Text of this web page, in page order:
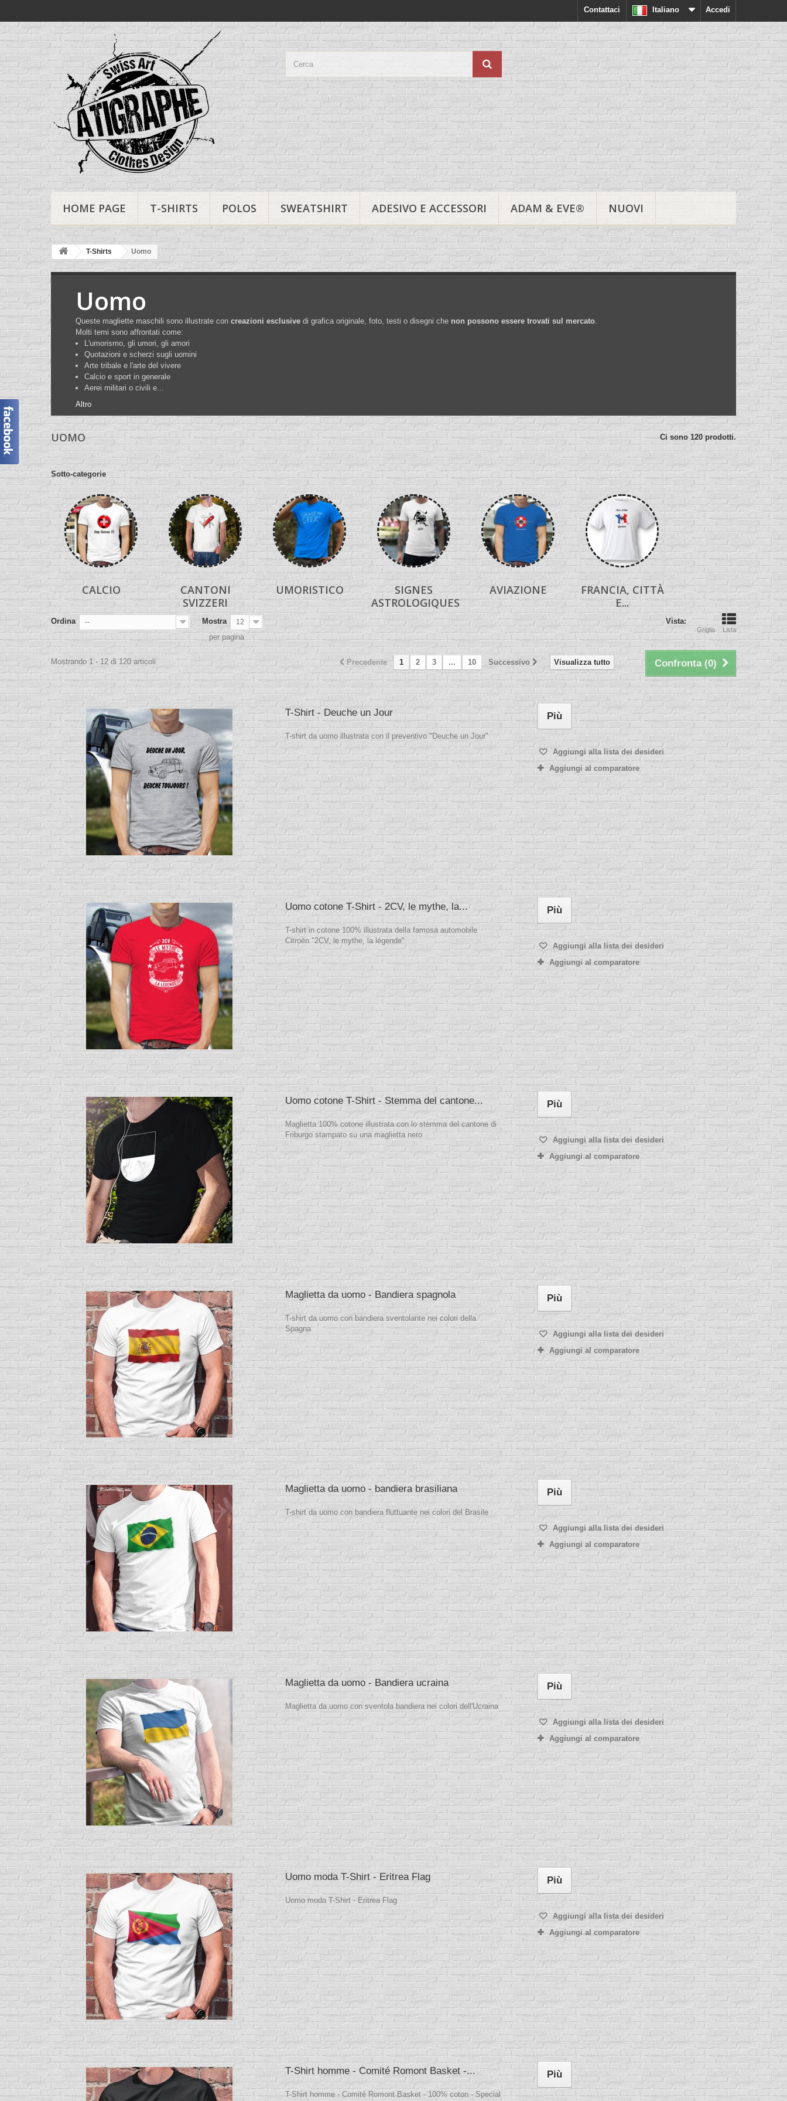
Accedi
Italiano
Contattaci
HOME PAGE T-SHIRTS POLOS SWEATSHIRT ADESIVO E ACCESSORI ADAM & EVE® NUOVI
T-Shirts Uomo
Uomo
Queste magliette maschili sono illustrate con creazioni esclusive di grafica originale, foto, testi o disegni che non possono essere trovati sul mercato.
Molti temi sono affrontati come:
L'umorismo, gli umori, gli amori
Quotazioni e scherzi sugli uomini
Arte tribale e l'arte del vivere
Calcio e sport in generale
Aerei militari o civili e...
Altro
UOMO Ci sono 120 prodotti.
Sotto-categorie
CALCIO
CANTONI
SVIZZERI
UMORISTICO
SIGNES
ASTROLOGIQUES
AVIAZIONE
FRANCIA, CITTÀ
E...
Vista:
Griglia Lista
Ordina -- Mostra 12
per pagina
Confronta (0)
Visualizza tutto
Precedente 1 2 3 ... 10 Successivo
Mostrando 1 - 12 di 120 articoli
T-Shirt - Deuche un Jour
T-shirt da uomo illustrata con il preventivo "Deuche un Jour"
Più
Aggiungi alla lista dei desideri
Aggiungi al comparatore
Uomo cotone T-Shirt - 2CV, le mythe, la...
T-shirt in cotone 100% illustrata della famosa automobile
Citroën "2CV, le mythe, la légende"
Più
Aggiungi alla lista dei desideri
Aggiungi al comparatore
Uomo cotone T-Shirt - Stemma del cantone...
Maglietta 100% cotone illustrata con lo stemma del cantone di
Friburgo stampato su una maglietta nero
Più
Aggiungi alla lista dei desideri
Aggiungi al comparatore
Maglietta da uomo - Bandiera spagnola
T-shirt da uomo con bandiera sventolante nei colori della
Spagna
Più
Aggiungi alla lista dei desideri
Aggiungi al comparatore
Maglietta da uomo - bandiera brasiliana
T-shirt da uomo con bandiera fluttuante nei colori del Brasile
Più
Aggiungi alla lista dei desideri
Aggiungi al comparatore
Maglietta da uomo - Bandiera ucraina
Maglietta da uomo con sventola bandiera nei colori dell'Ucraina
Più
Aggiungi alla lista dei desideri
Aggiungi al comparatore
Uomo moda T-Shirt - Eritrea Flag
Uomo moda T-Shirt - Eritrea Flag
Più
Aggiungi alla lista dei desideri
Aggiungi al comparatore
T-Shirt homme - Comité Romont Basket -...
T-Shirt homme - Comité Romont Basket - 100% coton - Special
Più